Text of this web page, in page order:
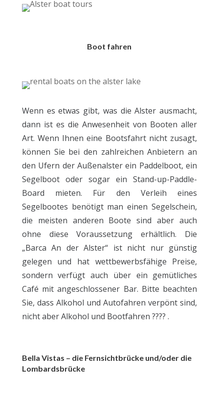
Boot fahren
Wenn es etwas gibt, was die Alster ausmacht,
dann ist es die Anwesenheit von Booten aller
Art. Wenn Ihnen eine Bootsfahrt nicht zusagt,
können Sie bei den zahlreichen Anbietern an
den Ufern der Außenalster ein Paddelboot, ein
Segelboot oder sogar ein Stand-up-Paddle-
Board mieten. Für den Verleih eines
Segelbootes benötigt man einen Segelschein,
die meisten anderen Boote sind aber auch
ohne diese Voraussetzung erhältlich. Die
„Barca An der Alster“ ist nicht nur günstig
gelegen und hat wettbewerbsfähige Preise,
sondern verfügt auch über ein gemütliches
Café mit angeschlossener Bar. Bitte beachten
Sie, dass Alkohol und Autofahren verpönt sind,
nicht aber Alkohol und Bootfahren ???? .
Bella Vistas – die Fernsichtbrücke und/oder die
Lombardsbrücke